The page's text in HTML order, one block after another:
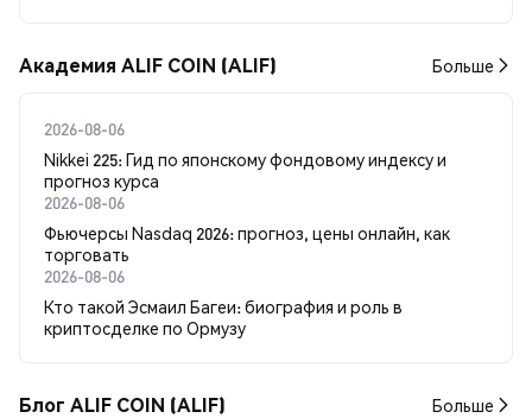
Академия ALIF COIN (ALIF) Больше
2026-08-06
Nikkei 225: Гид по японскому фондовому индексу и
прогноз курса
2026-08-06
Фьючерсы Nasdaq 2026: прогноз, цены онлайн, как
торговать
2026-08-06
Кто такой Эсмаил Багеи: биография и роль в
криптосделке по Ормузу
Блог ALIF COIN (ALIF) Больше